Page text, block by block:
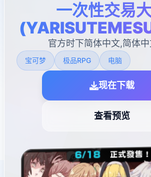
一次性交易
官方时下简体中文,简体中
宝可梦 极品RPG 电脑
现在下载
查看预览